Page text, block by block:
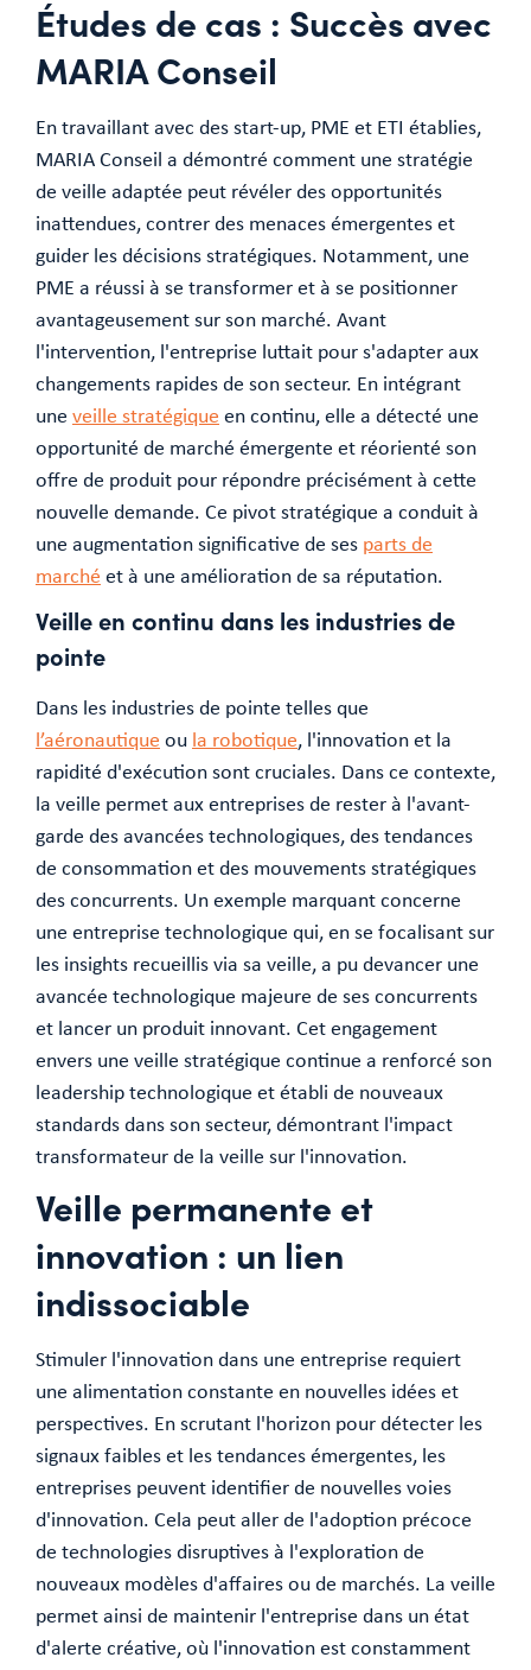
Études de cas : Succès avec
MARIA Conseil
En travaillant avec des start-up, PME et ETI établies,
MARIA Conseil a démontré comment une stratégie
de veille adaptée peut révéler des opportunités
inattendues, contrer des menaces émergentes et
guider les décisions stratégiques. Notamment, une
PME a réussi à se transformer et à se positionner
avantageusement sur son marché. Avant
l'intervention, l'entreprise luttait pour s'adapter aux
changements rapides de son secteur. En intégrant
une veille stratégique en continu, elle a détecté une
opportunité de marché émergente et réorienté son
offre de produit pour répondre précisément à cette
nouvelle demande. Ce pivot stratégique a conduit à
une augmentation significative de ses parts de
marché et à une amélioration de sa réputation.
Veille en continu dans les industries de
pointe
Dans les industries de pointe telles que
l’aéronautique ou la robotique, l'innovation et la
rapidité d'exécution sont cruciales. Dans ce contexte,
la veille permet aux entreprises de rester à l'avant-
garde des avancées technologiques, des tendances
de consommation et des mouvements stratégiques
des concurrents. Un exemple marquant concerne
une entreprise technologique qui, en se focalisant sur
les insights recueillis via sa veille, a pu devancer une
avancée technologique majeure de ses concurrents
et lancer un produit innovant. Cet engagement
envers une veille stratégique continue a renforcé son
leadership technologique et établi de nouveaux
standards dans son secteur, démontrant l'impact
transformateur de la veille sur l'innovation.
Veille permanente et
innovation : un lien
indissociable
Stimuler l'innovation dans une entreprise requiert
une alimentation constante en nouvelles idées et
perspectives. En scrutant l'horizon pour détecter les
signaux faibles et les tendances émergentes, les
entreprises peuvent identifier de nouvelles voies
d'innovation. Cela peut aller de l'adoption précoce
de technologies disruptives à l'exploration de
nouveaux modèles d'affaires ou de marchés. La veille
permet ainsi de maintenir l'entreprise dans un état
d'alerte créative, où l'innovation est constamment